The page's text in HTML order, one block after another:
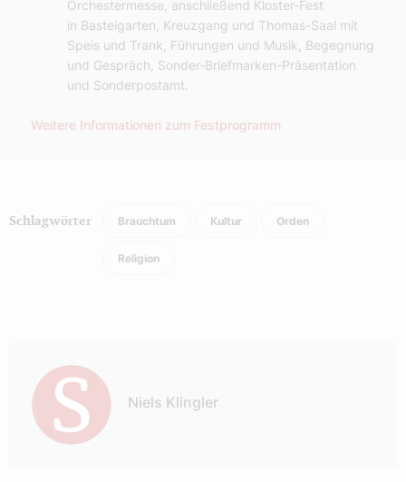
Orchestermesse, anschließend Kloster-Fest
in Basteigarten, Kreuzgang und Thomas-Saal mit
Speis und Trank, Führungen und Musik, Begegnung
und Gespräch, Sonder-Briefmarken-Präsentation
und Sonderpostamt.
Weitere Informationen zum Festprogramm
Schlagwörter Brauchtum Kultur Orden
Religion
Niels Klingler